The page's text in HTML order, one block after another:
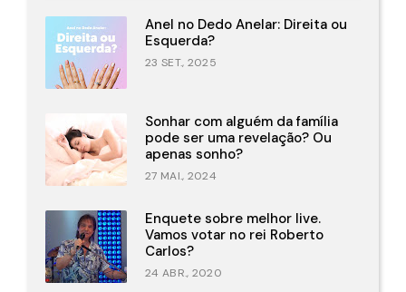
Anel no Dedo Anelar: Direita ou
Esquerda?
23 SET., 2025
Sonhar com alguém da família
pode ser uma revelação? Ou
apenas sonho?
27 MAI., 2024
Enquete sobre melhor live.
Vamos votar no rei Roberto
Carlos?
24 ABR., 2020